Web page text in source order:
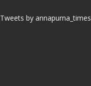
Tweets by annapurna_times